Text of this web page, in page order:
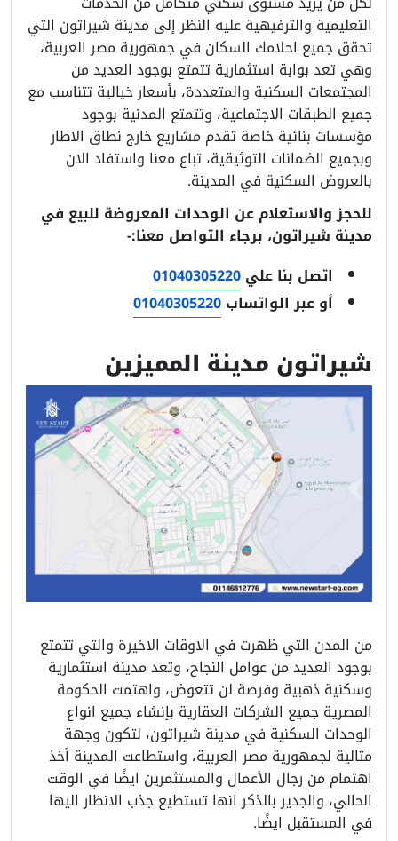
التعليمية والترفيهية عليه النظر إلى مدينة شيراتون التي
تحقق جميع احلامك السكان في جمهورية مصر العربية،
وهي تعد بوابة استثمارية تتمتع بوجود العديد من
المجتمعات السكنية والمتعددة، بأسعار خيالية تتناسب مع
جميع الطبقات الاجتماعية، وتتمتع المدنية بوجود
مؤسسات بنائية خاصة تقدم مشاريع خارج نطاق الاطار
وبجميع الضمانات التوثيقية، تباع معنا واستفاد الان
بالعروض السكنية في المدينة.
للحجز والاستعلام عن الوحدات المعروضة للبيع في
مدينة شيراتون، برجاء التواصل معنا:-
اتصل بنا علي01040305220
أو عبر الواتساب01040305220
شيراتون مدينة المميزين
من المدن التي ظهرت في الاوقات الاخيرة والتي تتمتع
بوجود العديد من عوامل النجاح، وتعد مدينة استثمارية
وسكنية ذهبية وفرصة لن تتعوض، واهتمت الحكومة
المصرية جميع الشركات العقارية بإنشاء جميع انواع
الوحدات السكنية في مدينة شيراتون، لتكون وجهة
مثالية لجمهورية مصر العربية، واستطاعت المدينة أخذ
اهتمام من رجال الأعمال والمستثمرين ايضًا في الوقت
الحالي، والجدير بالذكر انها تستطيع جذب الانظار اليها
في المستقبل ايضًا.